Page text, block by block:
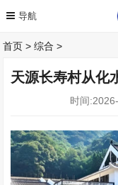
首页 >综合 >
天源长寿村从化
时间